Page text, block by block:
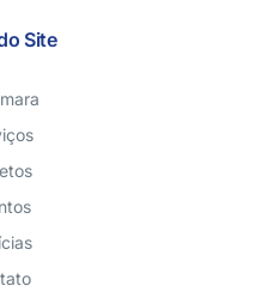
Site